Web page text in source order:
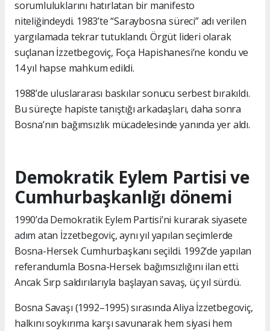
sorumluluklarını hatırlatan bir manifesto
niteliğindeydi. 1983’te “Saraybosna süreci” adı verilen
yargılamada tekrar tutuklandı. Örgüt lideri olarak
suçlanan İzzetbegoviç, Foça Hapishanesi’ne kondu ve
14 yıl hapse mahkum edildi.
1988’de uluslararası baskılar sonucu serbest bırakıldı.
Bu süreçte hapiste tanıştığı arkadaşları, daha sonra
Bosna’nın bağımsızlık mücadelesinde yanında yer aldı.
Demokratik Eylem Partisi ve
Cumhurbaşkanlığı dönemi
1990’da Demokratik Eylem Partisi’ni kurarak siyasete
adım atan İzzetbegoviç, aynı yıl yapılan seçimlerde
Bosna-Hersek Cumhurbaşkanı seçildi. 1992’de yapılan
referandumla Bosna-Hersek bağımsızlığını ilan etti.
Ancak Sırp saldırılarıyla başlayan savaş, üç yıl sürdü.
Bosna Savaşı (1992–1995) sırasında Aliya İzzetbegoviç,
halkını soykırıma karşı savunarak hem siyasi hem